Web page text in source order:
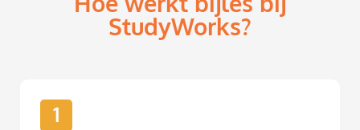
StudyWorks?
1